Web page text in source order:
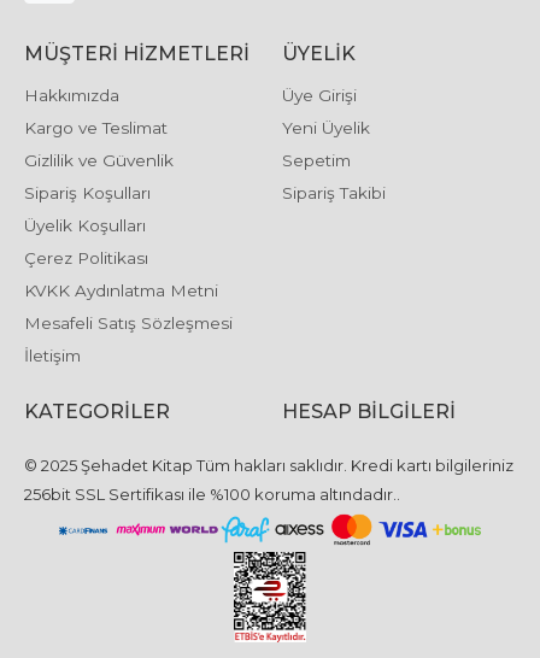
MÜŞTERI HIZMETLERI
Hakkımızda
Kargo ve Teslimat
Gizlilik ve Güvenlik
Sipariş Koşulları
Üyelik Koşulları
Çerez Politikası
KVKK Aydınlatma Metni
Mesafeli Satış Sözleşmesi
İletişim
ÜYELIK
Üye Girişi
Yeni Üyelik
Sepetim
Sipariş Takibi
KATEGORILER HESAP BILGILERI
© 2025 Şehadet Kitap Tüm hakları saklıdır. Kredi kartı bilgileriniz
256bit SSL Sertifikası ile %100 koruma altındadır..